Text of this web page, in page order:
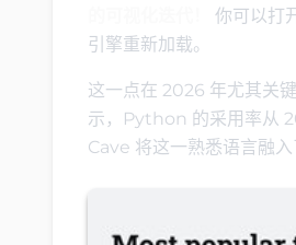
你可以打
引擎重新加载。
这一点在 2026 年尤其关
示，Python 的采用率从
Cave 将这一熟悉语言融